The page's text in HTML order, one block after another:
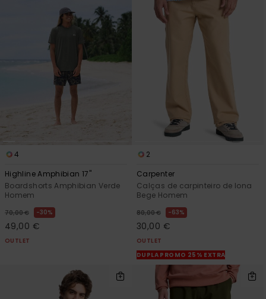
4
Highline Amphibian 17"
Boardshorts Amphibian Verde
Homem
70,00 € 30%
49,00 €
OUTLET
2
Carpenter
Calças de carpinteiro de lona
Bege Homem
80,00 € 63%
30,00 €
OUTLET
DUPLA PROMO 25% EXTRA